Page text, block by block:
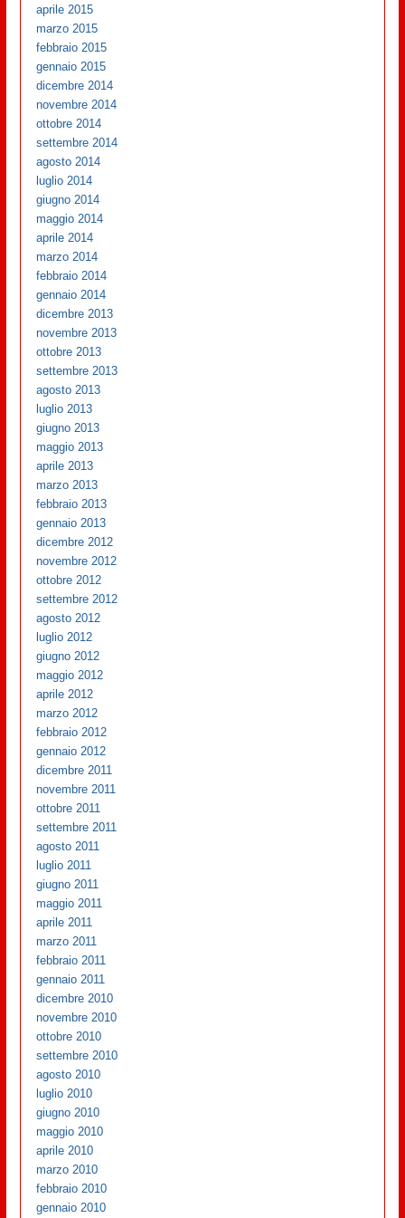
aprile 2015
marzo 2015
febbraio 2015
gennaio 2015
dicembre 2014
novembre 2014
ottobre 2014
settembre 2014
agosto 2014
luglio 2014
giugno 2014
maggio 2014
aprile 2014
marzo 2014
febbraio 2014
gennaio 2014
dicembre 2013
novembre 2013
ottobre 2013
settembre 2013
agosto 2013
luglio 2013
giugno 2013
maggio 2013
aprile 2013
marzo 2013
febbraio 2013
gennaio 2013
dicembre 2012
novembre 2012
ottobre 2012
settembre 2012
agosto 2012
luglio 2012
giugno 2012
maggio 2012
aprile 2012
marzo 2012
febbraio 2012
gennaio 2012
dicembre 2011
novembre 2011
ottobre 2011
settembre 2011
agosto 2011
luglio 2011
giugno 2011
maggio 2011
aprile 2011
marzo 2011
febbraio 2011
gennaio 2011
dicembre 2010
novembre 2010
ottobre 2010
settembre 2010
agosto 2010
luglio 2010
giugno 2010
maggio 2010
aprile 2010
marzo 2010
febbraio 2010
gennaio 2010